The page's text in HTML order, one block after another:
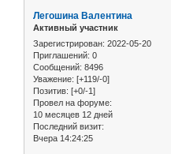
Легошина Валентина
Активный участник
Зарегистрирован: 2022-05-20
Приглашений: 0
Сообщений: 8496
Уважение: [+119/-0]
Позитив: [+0/-1]
Провел на форуме:
10 месяцев 12 дней
Последний визит:
Вчера 14:24:25